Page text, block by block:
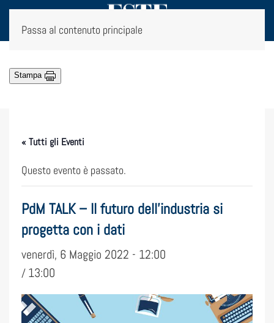
Passa al contenuto principale
Stampa
« Tutti gli Eventi
Questo evento è passato.
PdM TALK – Il futuro dell’industria si
progetta con i dati
venerdì, 6 Maggio 2022 - 12:00
/ 13:00